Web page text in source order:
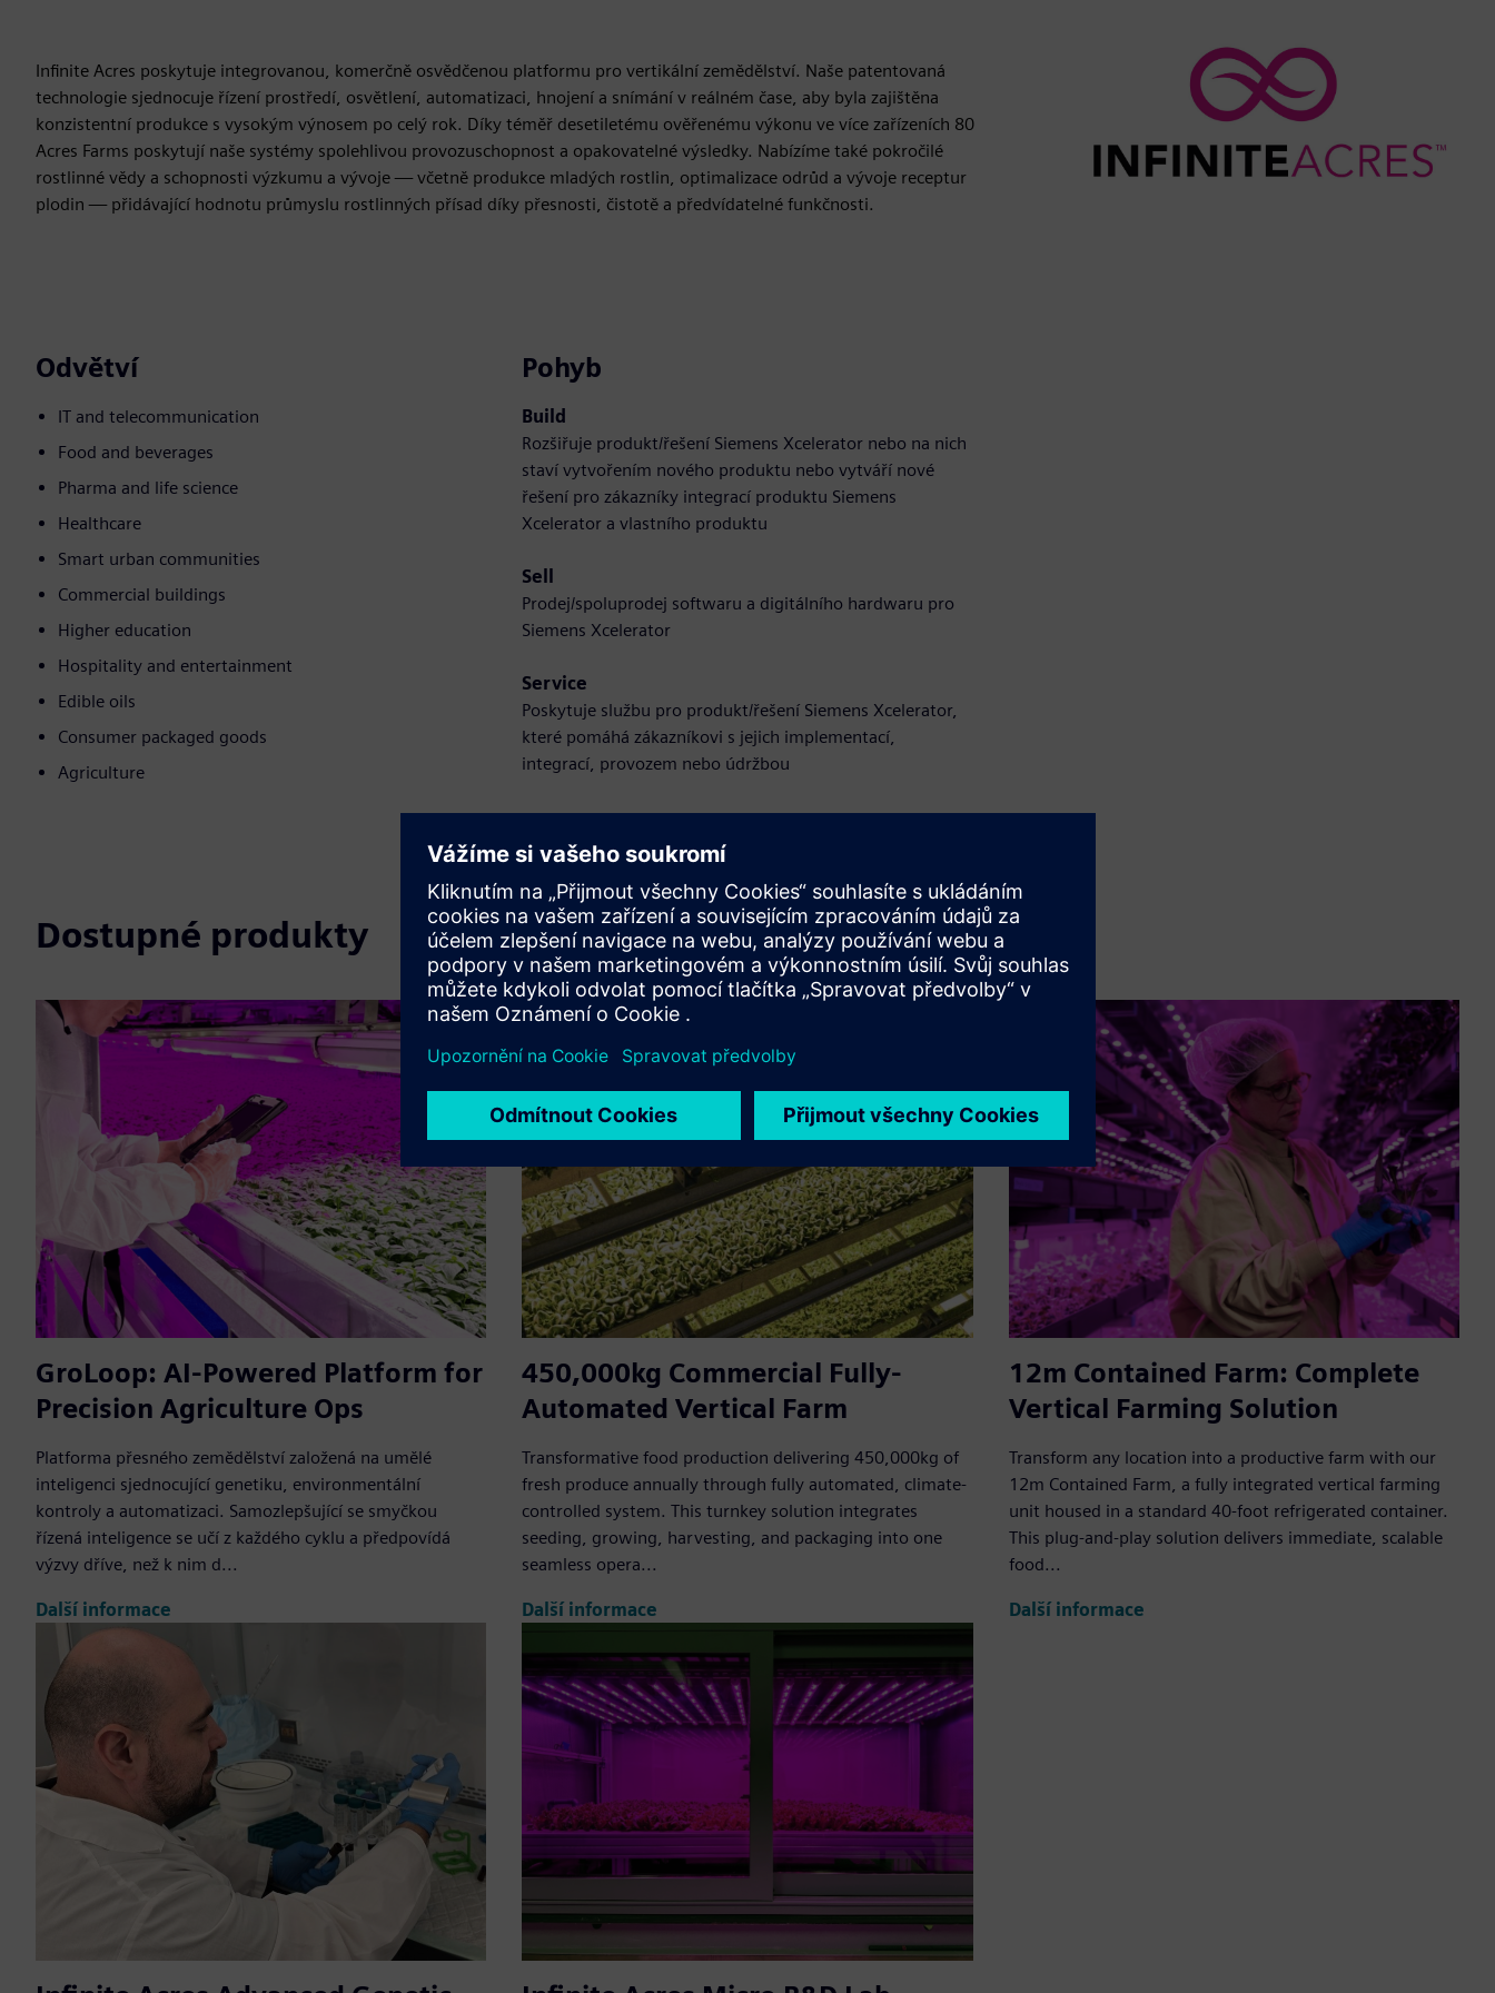
Infinite Acres poskytuje integrovanou, komerčně osvědčenou platformu pro vertikální zemědělství. Naše patentovaná
technologie sjednocuje řízení prostředí, osvětlení, automatizaci, hnojení a snímání v reálném čase, aby byla zajištěna
konzistentní produkce s vysokým výnosem po celý rok. Díky téměř desetiletému ověřenému výkonu ve více zařízeních 80
Acres Farms poskytují naše systémy spolehlivou provozuschopnost a opakovatelné výsledky. Nabízíme také pokročilé
rostlinné vědy a schopnosti výzkumu a vývoje — včetně produkce mladých rostlin, optimalizace odrůd a vývoje receptur
plodin — přidávající hodnotu průmyslu rostlinných přísad díky přesnosti, čistotě a předvídatelné funkčnosti.
Odvětví
IT and telecommunication
Food and beverages
Pharma and life science
Healthcare
Smart urban communities
Commercial buildings
Higher education
Hospitality and entertainment
Edible oils
Consumer packaged goods
Agriculture
Pohyb
Build
Rozšiřuje produkt/řešení Siemens Xcelerator nebo na nich
staví vytvořením nového produktu nebo vytváří nové
řešení pro zákazníky integrací produktu Siemens
Xcelerator a vlastního produktu
Sell
Prodej/spoluprodej softwaru a digitálního hardwaru pro
Siemens Xcelerator
Service
Poskytuje službu pro produkt/řešení Siemens Xcelerator,
které pomáhá zákazníkovi s jejich implementací,
integrací, provozem nebo údržbou
Dostupné produkty
GroLoop: AI-Powered Platform for
Precision Agriculture Ops
Platforma přesného zemědělství založená na umělé
inteligenci sjednocující genetiku, environmentální
kontroly a automatizaci. Samozlepšující se smyčkou
řízená inteligence se učí z každého cyklu a předpovídá
výzvy dříve, než k nim d...
Další informace
450,000kg Commercial Fully-
Automated Vertical Farm
Transformative food production delivering 450,000kg of
fresh produce annually through fully automated, climate-
controlled system. This turnkey solution integrates
seeding, growing, harvesting, and packaging into one
seamless opera...
Další informace
12m Contained Farm: Complete
Vertical Farming Solution
Transform any location into a productive farm with our
12m Contained Farm, a fully integrated vertical farming
unit housed in a standard 40-foot refrigerated container.
This plug-and-play solution delivers immediate, scalable
food...
Další informace